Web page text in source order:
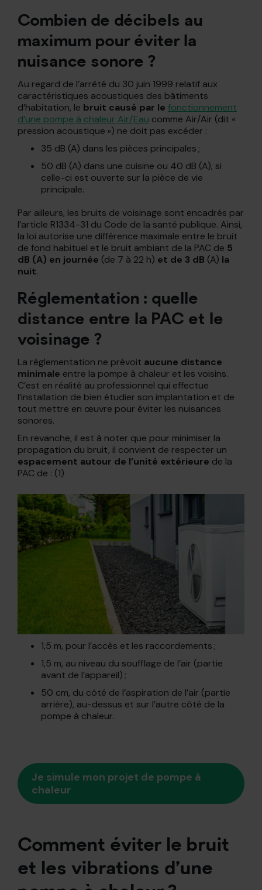
Combien de décibels au
maximum pour éviter la
nuisance sonore ?
Au regard de l’arrêté du 30 juin 1999 relatif aux
caractéristiques acoustiques des bâtiments
d’habitation, le bruit causé par le fonctionnement
d’une pompe à chaleur Air/Eau comme Air/Air (dit «
pression acoustique ») ne doit pas excéder :
35 dB (A) dans les pièces principales ;
50 dB (A) dans une cuisine ou 40 dB (A), si
celle-ci est ouverte sur la pièce de vie
principale.
Par ailleurs, les bruits de voisinage sont encadrés par
l’article R1334-31 du Code de la santé publique. Ainsi,
la loi autorise une différence maximale entre le bruit
de fond habituel et le bruit ambiant de la PAC de 5
dB (A) en journée (de 7 à 22 h) et de 3 dB (A) la
nuit.
Réglementation : quelle
distance entre la PAC et le
voisinage ?
La réglementation ne prévoit aucune distance
minimale entre la pompe à chaleur et les voisins.
C’est en réalité au professionnel qui effectue
l’installation de bien étudier son implantation et de
tout mettre en œuvre pour éviter les nuisances
sonores.
En revanche, il est à noter que pour minimiser la
propagation du bruit, il convient de respecter un
espacement autour de l’unité extérieure de la
PAC de : (1)
1,5 m, pour l’accès et les raccordements ;
1,5 m, au niveau du soufflage de l’air (partie
avant de l’appareil) ;
50 cm, du côté de l’aspiration de l’air (partie
arrière), au-dessus et sur l’autre côté de la
pompe à chaleur.
Je simule mon projet de pompe à
chaleur
Comment éviter le bruit
et les vibrations d’une